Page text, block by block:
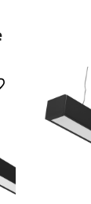
ulubionych